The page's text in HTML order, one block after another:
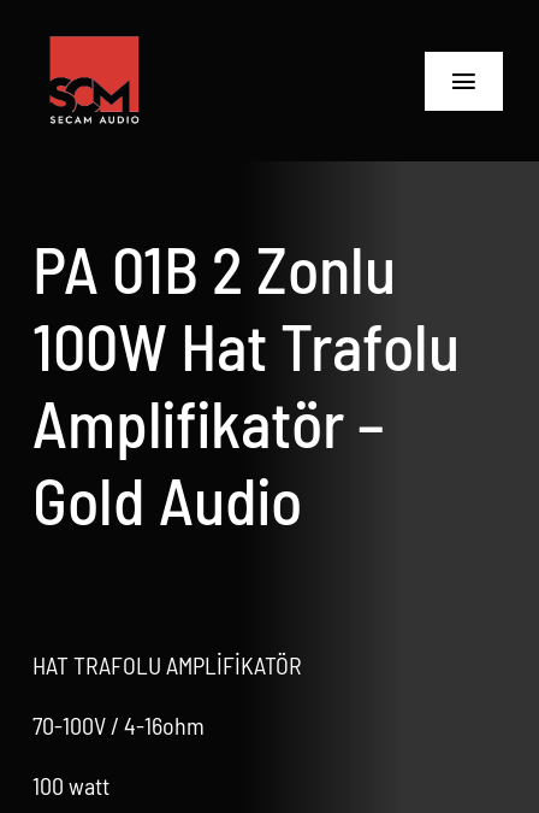
content
Toggle
Biz Kimiz
Neler Yaptık
Neler Yapıyoruz?
İletişime Geç
PA 01B 2 Zonlu
100W Hat Trafolu
Amplifikatör –
Gold Audio
HAT TRAFOLU AMPLİFİKATÖR
70-100V / 4-16ohm
100 watt